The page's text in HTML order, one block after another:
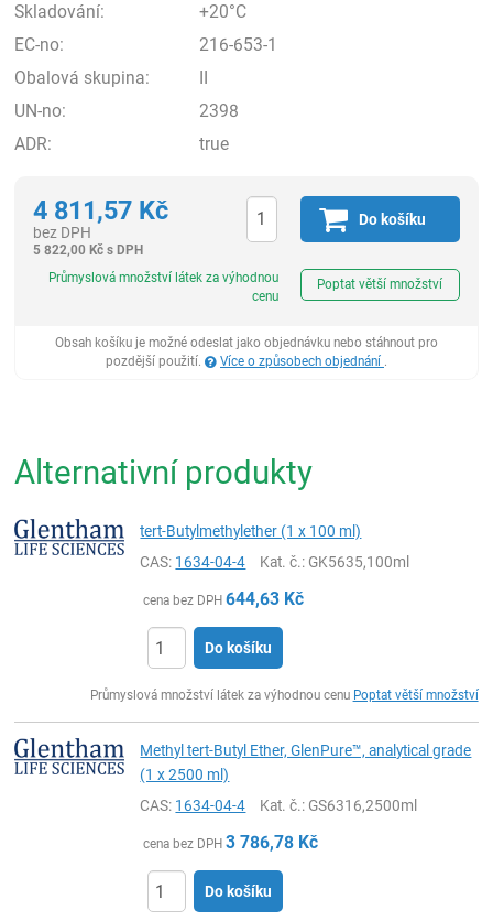
Skladování:
+20°C
EC-no:
216-653-1
Obalová skupina:
II
UN-no:
2398
ADR:
true
4 811,57 Kč
bez DPH
5 822,00Kč s DPH
Do košíku
Průmyslová množství látek za výhodnou
cenu
Poptat větší množství
Obsah košíku je možné odeslat jako objednávku nebo stáhnout pro
pozdější použití.
Více o způsobech objednání .
Alternativní produkty
tert-Butylmethylether (1 x 100 ml)
CAS: 1634-04-4 Kat. č.: GK5635,100ml
cena bez DPH 644,63 Kč
Do košíku
Průmyslová množství látek za výhodnou cenu Poptat větší množství
Methyl tert-Butyl Ether, GlenPure™, analytical grade
(1 x 2500 ml)
CAS: 1634-04-4 Kat. č.: GS6316,2500ml
cena bez DPH 3 786,78 Kč
Do košíku